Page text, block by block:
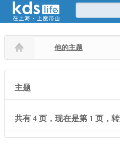
他的主题
主题
共有 4 页，现在是第 1 页，转